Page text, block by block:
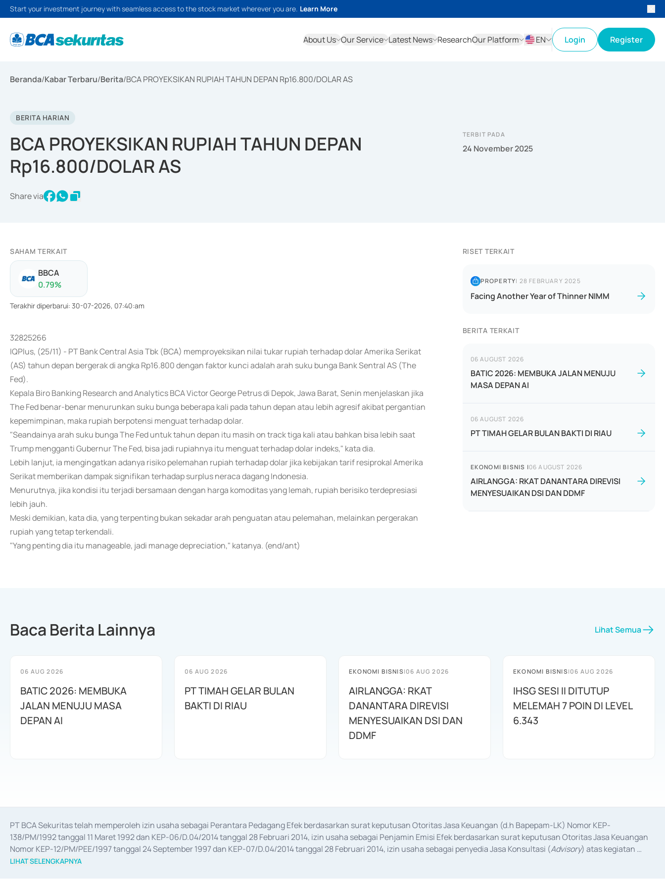
Start your investment journey with seamless access to the stock market wherever you are. Learn More
About Us Our Service Latest News ResearchOur Platform
EN
Login Register
Beranda/Kabar Terbaru/Berita/BCA PROYEKSIKAN RUPIAH TAHUN DEPAN Rp16.800/DOLAR AS
BERITA HARIAN
BCA PROYEKSIKAN RUPIAH TAHUN DEPAN
Rp16.800/DOLAR AS
Share via
TERBIT PADA
24 November 2025
SAHAM TERKAIT
BBCA
0.79%
Terakhir diperbarui: 30-07-2026, 07:40:am
32825266
IQPlus, (25/11) - PT Bank Central Asia Tbk (BCA) memproyeksikan nilai tukar rupiah terhadap dolar Amerika Serikat
(AS) tahun depan bergerak di angka Rp16.800 dengan faktor kunci adalah arah suku bunga Bank Sentral AS (The
Fed).
Kepala Biro Banking Research and Analytics BCA Victor George Petrus di Depok, Jawa Barat, Senin menjelaskan jika
The Fed benar-benar menurunkan suku bunga beberapa kali pada tahun depan atau lebih agresif akibat pergantian
kepemimpinan, maka rupiah berpotensi menguat terhadap dolar.
"Seandainya arah suku bunga The Fed untuk tahun depan itu masih on track tiga kali atau bahkan bisa lebih saat
Trump mengganti Gubernur The Fed, bisa jadi rupiahnya itu menguat terhadap dolar indeks," kata dia.
Lebih lanjut, ia mengingatkan adanya risiko pelemahan rupiah terhadap dolar jika kebijakan tarif resiprokal Amerika
Serikat memberikan dampak signifikan terhadap surplus neraca dagang Indonesia.
Menurutnya, jika kondisi itu terjadi bersamaan dengan harga komoditas yang lemah, rupiah berisiko terdepresiasi
lebih jauh.
Meski demikian, kata dia, yang terpenting bukan sekadar arah penguatan atau pelemahan, melainkan pergerakan
rupiah yang tetap terkendali.
"Yang penting dia itu manageable, jadi manage depreciation," katanya. (end/ant)
RISET TERKAIT
PROPERTY| 28 FEBRUARY 2025
Facing Another Year of Thinner NIMM
BERITA TERKAIT
06 AUGUST 2026
BATIC 2026: MEMBUKA JALAN MENUJU
MASA DEPAN AI
06 AUGUST 2026
PT TIMAH GELAR BULAN BAKTI DI RIAU
EKONOMI BISNIS |06 AUGUST 2026
AIRLANGGA: RKAT DANANTARA DIREVISI
MENYESUAIKAN DSI DAN DDMF
Baca Berita Lainnya Lihat Semua
06 AUG 2026
BATIC 2026: MEMBUKA
JALAN MENUJU MASA
DEPAN AI
06 AUG 2026
PT TIMAH GELAR BULAN
BAKTI DI RIAU
EKONOMI BISNIS|06 AUG 2026
AIRLANGGA: RKAT
DANANTARA DIREVISI
MENYESUAIKAN DSI DAN
DDMF
EKONOMI BISNIS|06 AUG 2026
IHSG SESI II DITUTUP
MELEMAH 7 POIN DI LEVEL
6.343
PT BCA Sekuritas telah memperoleh izin usaha sebagai Perantara Pedagang Efek berdasarkan surat keputusan Otoritas Jasa Keuangan (d.h Bapepam-LK) Nomor KEP-
138/PM/1992 tanggal 11 Maret 1992 dan KEP-06/D.04/2014 tanggal 28 Februari 2014, izin usaha sebagai Penjamin Emisi Efek berdasarkan surat keputusan Otoritas Jasa Keuangan
Nomor KEP-12/PM/PEE/1997 tanggal 24 September 1997 dan KEP-07/D.04/2014 tanggal 28 Februari 2014, izin usaha sebagai penyedia Jasa Konsultasi (Advisory) atas kegiatan
merger, akuisisi, divestasi, dan
LIHAT SELENGKAPNYA